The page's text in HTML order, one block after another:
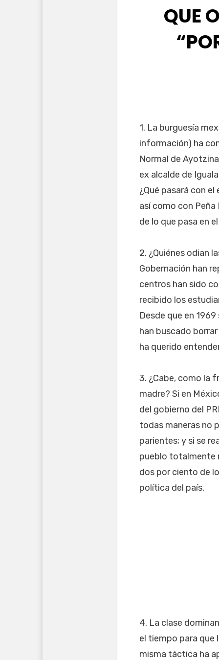
QUE
1. La burguesía
información) ha
Normal de
ex alcalde de
¿Qué pasará con
así como con
de lo que pasa en
2. ¿Quiénes odian
Gobernación han
centros han sido
recibido los
Desde que en
han buscado
ha querido
3. ¿Cabe, como la
madre? Si en
del gobierno del
todas maneras no
parientes; y si se
pueblo totalmente
dos por ciento de
política del país.
4. La clase
el tiempo para que
misma táctica ha